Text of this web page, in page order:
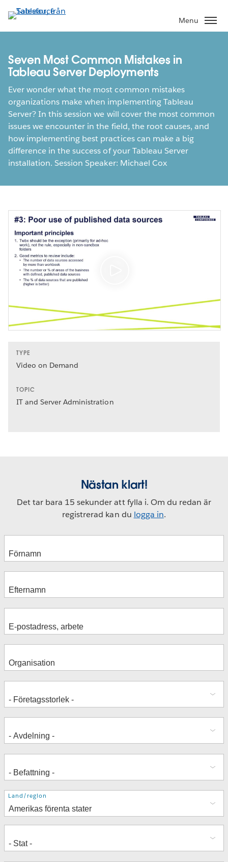
vidare
till
Menu
Seven Most Common Mistakes in
Tableau Server Deployments
Ever wonder what the most common mistakes
organizations make when implementing Tableau
Server? In this session we will cover the most common
issues we encounter in the field, the root causes, and
how implementing best practices can make a big
difference in the success of your Tableau Server
installation. Session Speaker: Michael Cox
TYPE
Video on Demand
TOPIC
IT and Server Administration
Nästan klart!
Det tar bara 15 sekunder att fylla i. Om du redan är
registrerad kan du logga in.
Adress
Land/region